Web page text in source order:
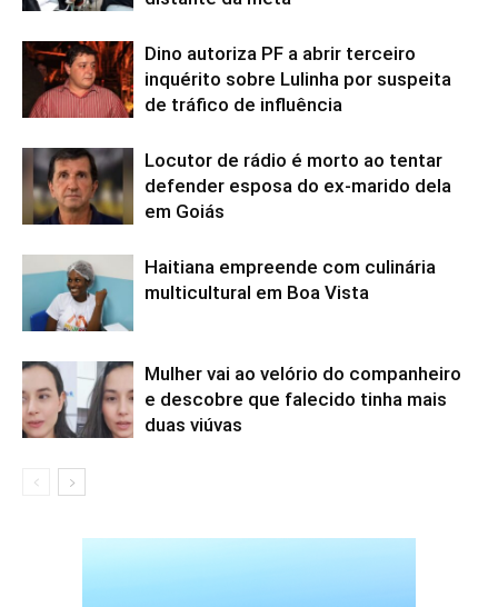
Dino autoriza PF a abrir terceiro
inquérito sobre Lulinha por suspeita
de tráfico de influência
Locutor de rádio é morto ao tentar
defender esposa do ex-marido dela
em Goiás
Haitiana empreende com culinária
multicultural em Boa Vista
Mulher vai ao velório do companheiro
e descobre que falecido tinha mais
duas viúvas